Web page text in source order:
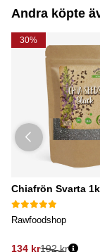
Andra köpte
30%
Chiafrön Svarta
Rawfoodshop
134 kr192 kr